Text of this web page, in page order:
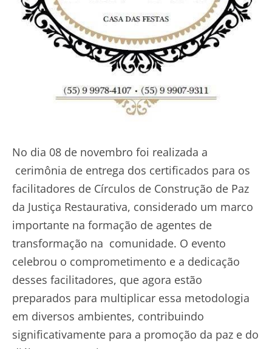
No dia 08 de novembro foi realizada a
cerimônia de entrega dos certificados para os
facilitadores de Círculos de Construção de Paz
da Justiça Restaurativa, considerado um marco
importante na formação de agentes de
transformação na comunidade. O evento
celebrou o comprometimento e a dedicação
desses facilitadores, que agora estão
preparados para multiplicar essa metodologia
em diversos ambientes, contribuindo
significativamente para a promoção da paz e do